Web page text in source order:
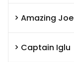
Amazing Joe
Captain Iglu